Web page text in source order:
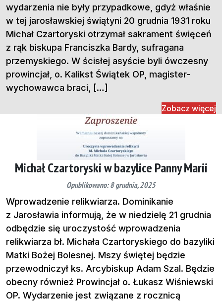
wydarzenia nie były przypadkowe, gdyż właśnie
w tej jarosławskiej świątyni 20 grudnia 1931 roku
Michał Czartoryski otrzymał sakrament święceń
z rąk biskupa Franciszka Bardy, sufragana
przemyskiego. W ścisłej asyście byli ówczesny
prowincjał, o. Kalikst Świątek OP, magister-
wychowawca braci, […]
Zobacz więcej
Michał Czartoryski w bazylice Panny Marii
Opublikowano: 8 grudnia, 2025
Wprowadzenie relikwiarza. Dominikanie
z Jarosławia informują, że w niedzielę 21 grudnia
odbędzie się uroczystość wprowadzenia
relikwiarza bł. Michała Czartoryskiego do bazyliki
Matki Bożej Bolesnej. Mszy świętej będzie
przewodniczył ks. Arcybiskup Adam Szal. Będzie
obecny również Prowincjał o. Łukasz Wiśniewski
OP. Wydarzenie jest związane z rocznicą